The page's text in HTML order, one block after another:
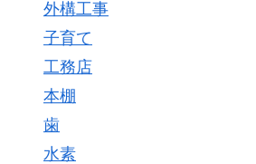
外構工事
子育て
工務店
本棚
歯
水素